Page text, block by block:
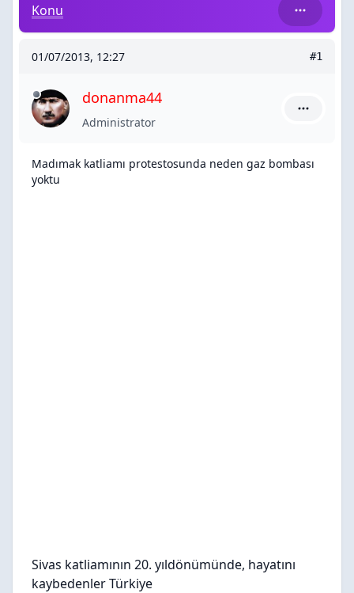
Madımak katliamı protestosunda neden gaz
Konu
01/07/2013, 12:27 #1
donanma44
Administrator
Madımak katliamı protestosunda neden gaz bombası
yoktu
Sivas katliamının 20. yıldönümünde, hayatını
kaybedenler Türkiye